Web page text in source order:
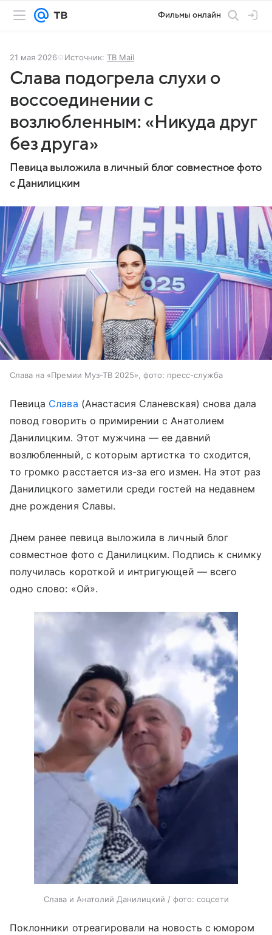
Фильмы онлайн
21 мая 2026 Источник: ТВ Mail
Слава подогрела слухи о
воссоединении с
возлюбленным: «Никуда друг
без друга»
Певица выложила в личный блог совместное фото
с Данилицким
Слава на «Премии Муз-ТВ 2025», фото: пресс-служба
Певица Слава (Анастасия Сланевская) снова дала
повод говорить о примирении с Анатолием
Данилицким. Этот мужчина — ее давний
возлюбленный, с которым артистка то сходится,
то громко расстается из-за его измен. На этот раз
Данилицкого заметили среди гостей на недавнем
дне рождения Славы.
Днем ранее певица выложила в личный блог
совместное фото с Данилицким. Подпись к снимку
получилась короткой и интригующей — всего
одно слово: «Ой».
Слава и Анатолий Данилицкий / фото: соцсети
Поклонники отреагировали на новость с юмором